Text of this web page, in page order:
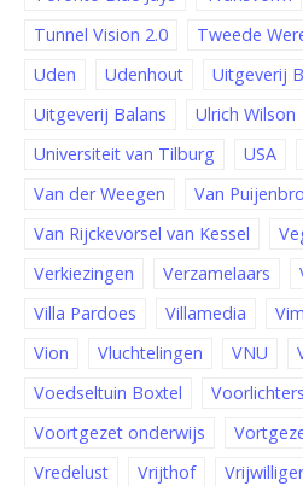
Tunnel Vision 2.0
Tweede
Uden
Udenhout
Uitgeverij
Uitgeverij Balans
Ulrich Wilson
Universiteit van Tilburg
USA
Van der Weegen
Van
Van Rijckevorsel van Kessel
Verkiezingen
Verzamelaars
Villa Pardoes
Villamedia
Vion
Vluchtelingen VNU
Voedseltuin Boxtel
Voorlichters
Voortgezet onderwijs
Vredelust
Vrijthof